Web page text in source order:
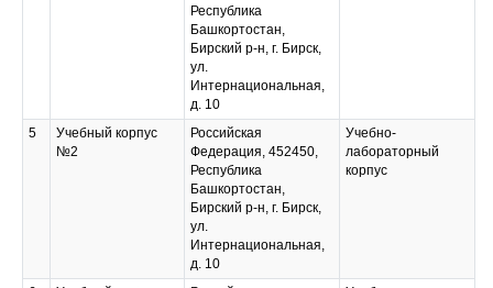
Республика
Башкортостан,
Бирский р-н, г. Бирск,
ул.
Интернациональная,
д. 10
5
Учебный корпус
№2
Российская
Федерация, 452450,
Республика
Башкортостан,
Бирский р-н, г. Бирск,
ул.
Интернациональная,
д. 10
Учебно-
лабораторный
корпус